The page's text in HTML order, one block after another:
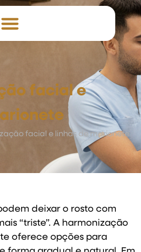
facial e
facial e linhas de marionete
deixar o rosto com
“triste”. A harmonização
oferece opções para